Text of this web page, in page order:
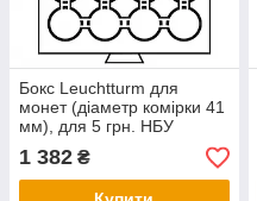
Бокс Leuchtturm для
монет (діаметр комірки 41
мм), для 5 грн. НБУ
нейзільбер
1 382 ₴